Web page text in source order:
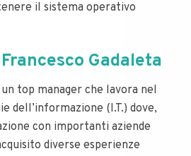
il sistema operativo
Gadaleta
top manager che lavora nel
dell’informazione (I.T.) dove,
con importanti aziende
diverse esperienze